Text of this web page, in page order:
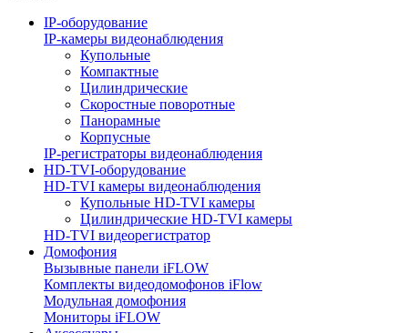
IP-оборудование
IP-камеры видеонаблюдения
Купольные
Компактные
Цилиндрические
Скоростные поворотные
Панорамные
Корпусные
IP-регистраторы видеонаблюдения
HD-TVI-оборудование
HD-TVI камеры видеонаблюдения
Купольные HD-TVI камеры
Цилиндрические HD-TVI камеры
HD-TVI видеорегистратор
Домофония
Вызывные панели iFLOW
Комплекты видеодомофонов iFlow
Модульная домофония
Мониторы iFLOW